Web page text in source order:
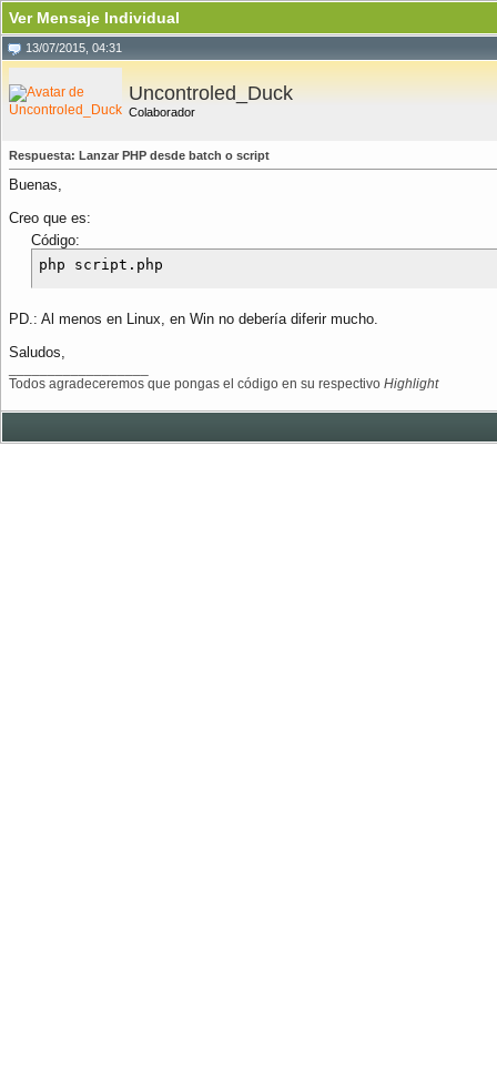
Ver Mensaje Individual
13/07/2015, 04:31
Uncontroled_Duck
Colaborador
Respuesta: Lanzar PHP desde batch o script
Buenas,
Creo que es:
Código:
PD.: Al menos en Linux, en Win no debería diferir mucho.
Saludos,
Todos agradeceremos que pongas el código en su respectivo Highlight